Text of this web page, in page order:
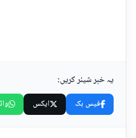
یہ خبر شیئر کریں:
فیس بک ایکس